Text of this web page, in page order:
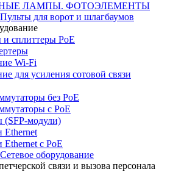
ЛАМПЫ. ФОТОЭЛЕМЕНТЫ
для ворот и шлагбаумов
сплиттеры РоЕ
Wi-Fi
для усиления сотовой связи
без РоЕ
с РоЕ
(SFP-модули)
Ethernet
Ethernet с PoE
оборудование
связи и вызова персонала